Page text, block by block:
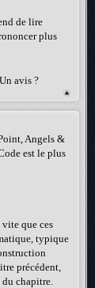
de lire
plus
avis ?
Angels &
est le plus
vite que ces
typique
précédent,
chapitre.